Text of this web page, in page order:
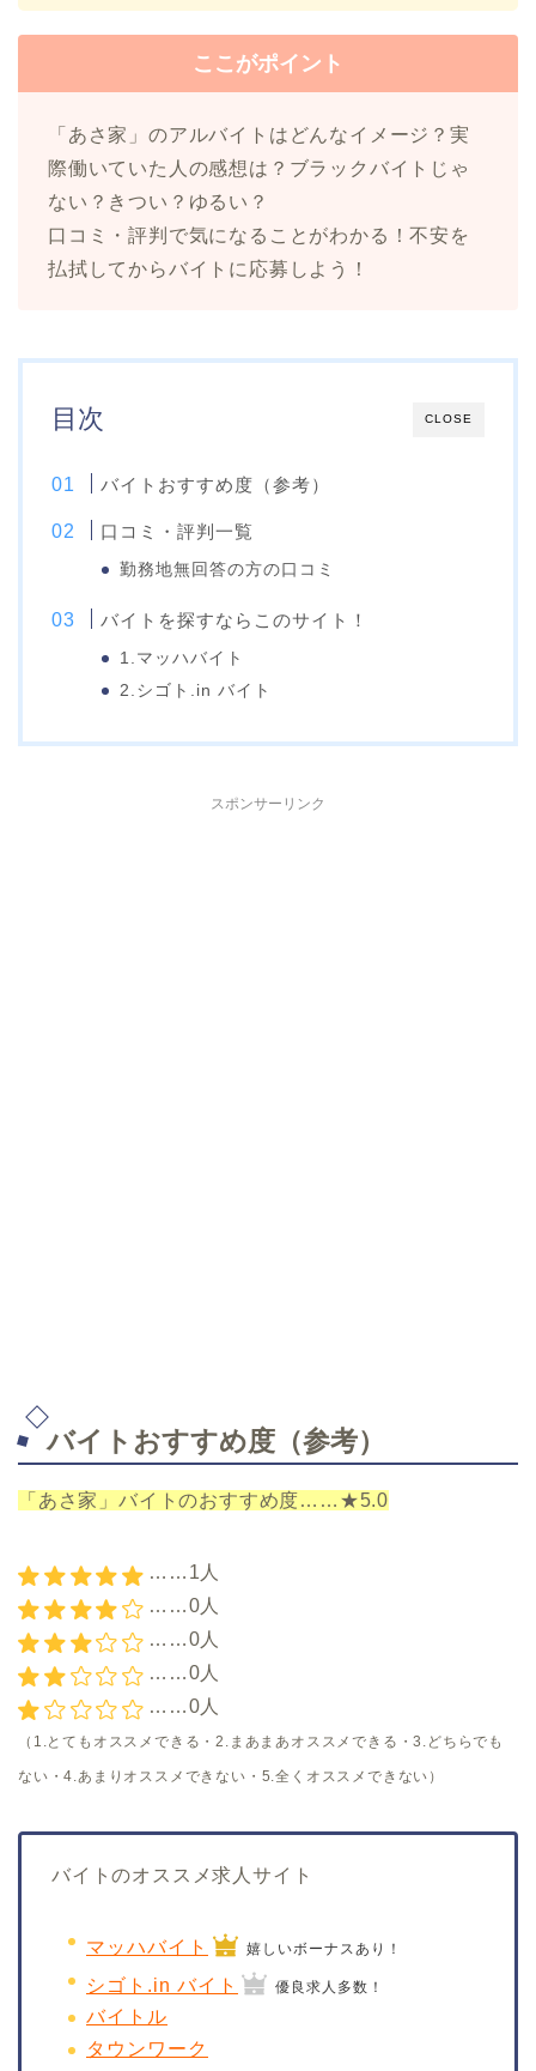
ここがポイント
「あさ家」のアルバイトはどんなイメージ？実
際働いていた人の感想は？ブラックバイトじゃ
ない？きつい？ゆるい？
口コミ・評判で気になることがわかる！不安を
払拭してからバイトに応募しよう！
CLOSE
目次
バイトおすすめ度（参考）
口コミ・評判一覧
勤務地無回答の方の口コミ
バイトを探すならこのサイト！
1.マッハバイト
2.シゴト.in バイト
スポンサーリンク
バイトおすすめ度（参考）
「あさ家」バイトのおすすめ度……★5.0
……1人
……0人
……0人
……0人
……0人
（1.とてもオススメできる・2.まあまあオススメできる・3.どちらでも
ない・4.あまりオススメできない・5.全くオススメできない）
バイトのオススメ求人サイト
マッハバイト 嬉しいボーナスあり！
シゴト.in バイト 優良求人多数！
バイトル
タウンワーク